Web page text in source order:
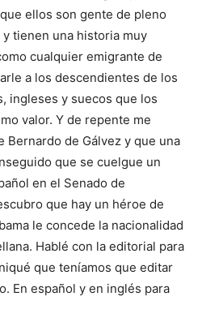
ellos son gente de pleno
tienen una historia muy
cualquier emigrante de
a los descendientes de los
ingleses y suecos que los
valor. Y de repente me
Bernardo de Gálvez y que una
que se cuelgue un
en el Senado de
que hay un héroe de
le concede la nacionalidad
Hablé con la editorial para
que teníamos que editar
En español y en inglés para